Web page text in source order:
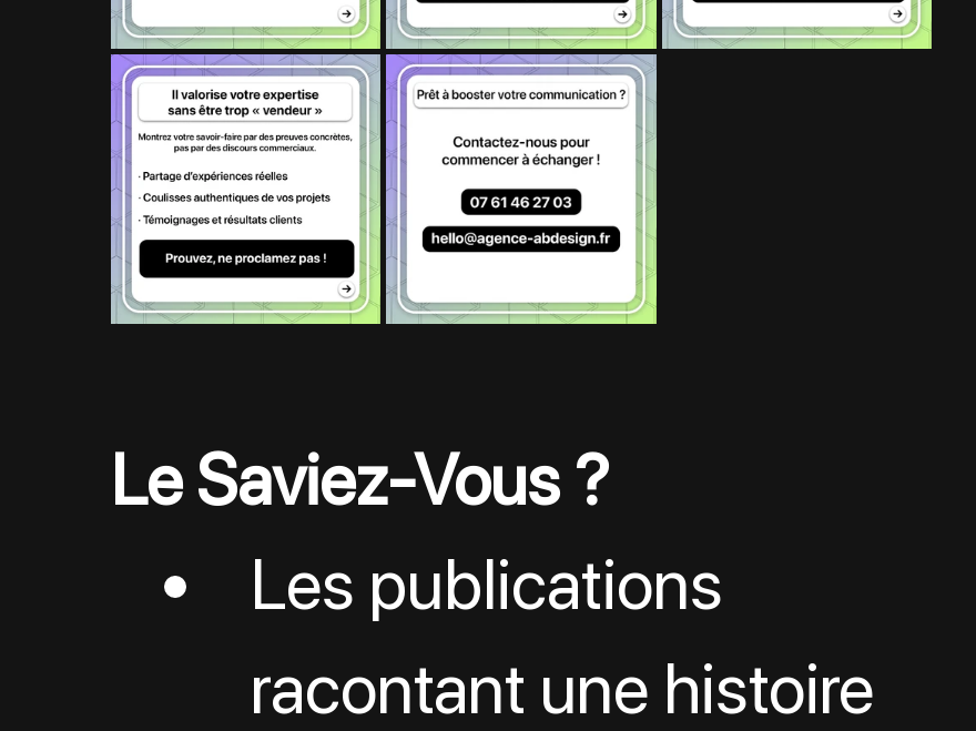
Le Saviez-Vous ?
Les publications
racontant une histoire